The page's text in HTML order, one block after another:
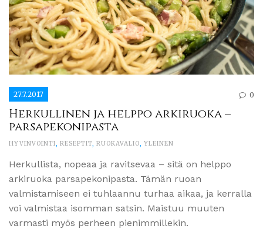
27.7.2017 0
Herkullinen ja helppo arkiruoka –
parsapekonipasta
HYVINVOINTI RESEPTIT RUOKAVALIO YLEINEN
Herkullista, nopeaa ja ravitsevaa – sitä on helppo
arkiruoka parsapekonipasta. Tämän ruoan
valmistamiseen ei tuhlaannu turhaa aikaa, ja kerralla
voi valmistaa isomman satsin. Maistuu muuten
varmasti myös perheen pienimmillekin.